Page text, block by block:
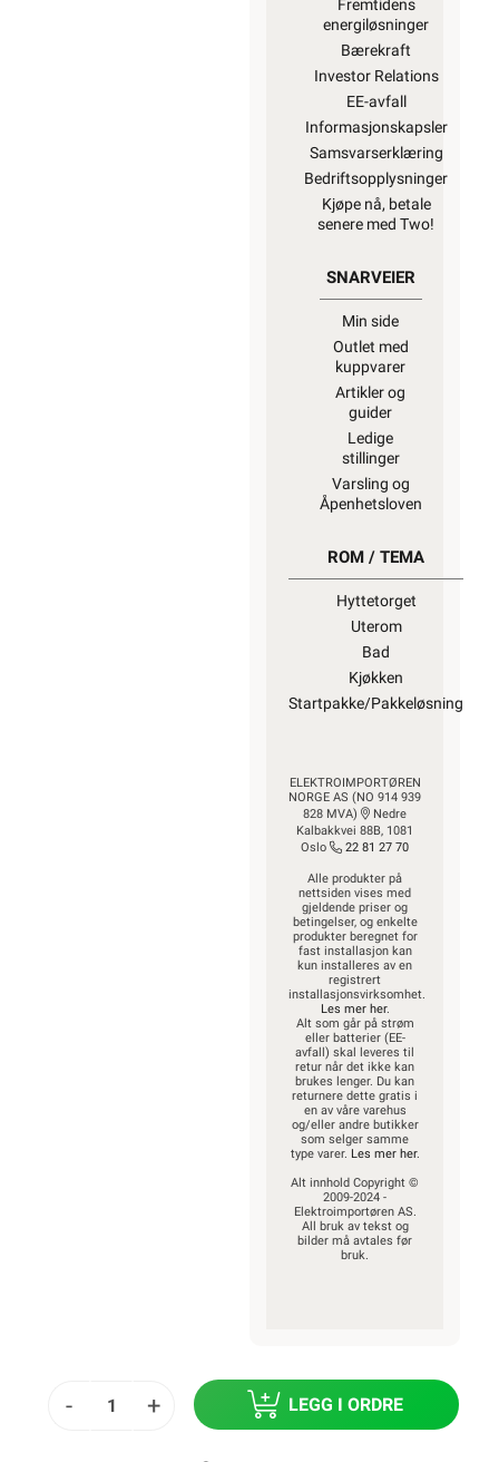
Fremtidens
energiløsninger
Bærekraft
Investor Relations
EE-avfall
Informasjonskapsler
Samsvarserklæring
Bedriftsopplysninger
Kjøpe nå, betale
senere med Two!
SNARVEIER
Min side
Outlet med
kuppvarer
Artikler og
guider
Ledige
stillinger
Varsling og
Åpenhetsloven
ROM / TEMA
Hyttetorget
Uterom
Bad
Kjøkken
Startpakke/Pakkeløsning
ELEKTROIMPORTØREN
NORGE AS (NO 914 939
828 MVA)
Nedre
Kalbakkvei 88B, 1081
Oslo
22 81 27 70
Alle produkter på
nettsiden vises med
gjeldende priser og
betingelser, og enkelte
produkter beregnet for
fast installasjon kan
kun installeres av en
registrert
installasjonsvirksomhet.
Les mer her.
Alt som går på strøm
eller batterier (EE-
avfall) skal leveres til
retur når det ikke kan
brukes lenger. Du kan
returnere dette gratis i
en av våre varehus
og/eller andre butikker
som selger samme
type varer. Les mer her.
Alt innhold Copyright ©
2009-2024 -
Elektroimportøren AS.
All bruk av tekst og
bilder må avtales før
bruk.
- + LEGG I ORDRE